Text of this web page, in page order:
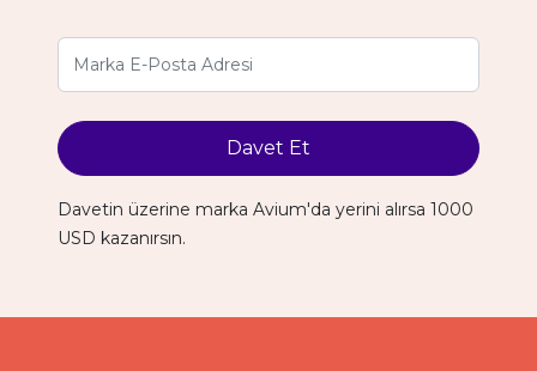
Davet Et
Davetin üzerine marka Avium'da yerini alırsa 1000
USD kazanırsın.